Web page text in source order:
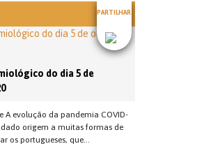
PARTILHAR
do dia 5 de
A evolução da pandemia COVID-
origem a muitas formas de
os portugueses, que...